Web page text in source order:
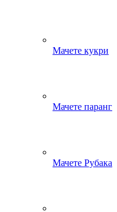
Мачете кукри
Мачете паранг
Мачете Рубака